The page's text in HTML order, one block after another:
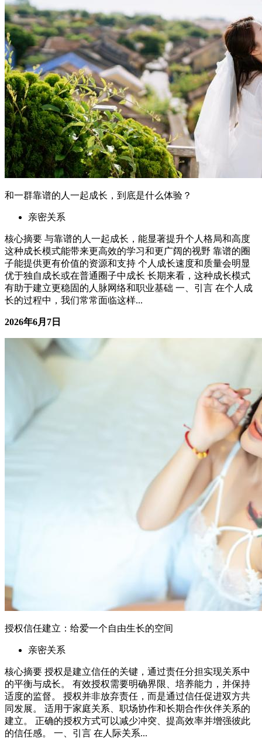
和一群靠谱的人一起成长，到底是什么体验？
亲密关系
核心摘要 与靠谱的人一起成长，能显著提升个人格局和高度
这种成长模式能带来更高效的学习和更广阔的视野 靠谱的圈
子能提供更有价值的资源和支持 个人成长速度和质量会明显
优于独自成长或在普通圈子中成长 长期来看，这种成长模式
有助于建立更稳固的人脉网络和职业基础 一、引言 在个人成
长的过程中，我们常常面临这样...
2026年6月7日
授权信任建立：给爱一个自由生长的空间
亲密关系
核心摘要 授权是建立信任的关键，通过责任分担实现关系中
的平衡与成长。 有效授权需要明确界限、培养能力，并保持
适度的监督。 授权并非放弃责任，而是通过信任促进双方共
同发展。 适用于家庭关系、职场协作和长期合作伙伴关系的
建立。 正确的授权方式可以减少冲突、提高效率并增强彼此